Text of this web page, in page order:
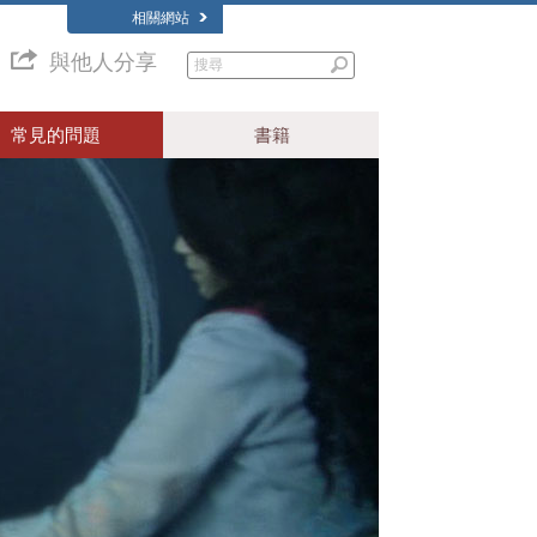
相關網站
與他人分享
常見的問題 書籍